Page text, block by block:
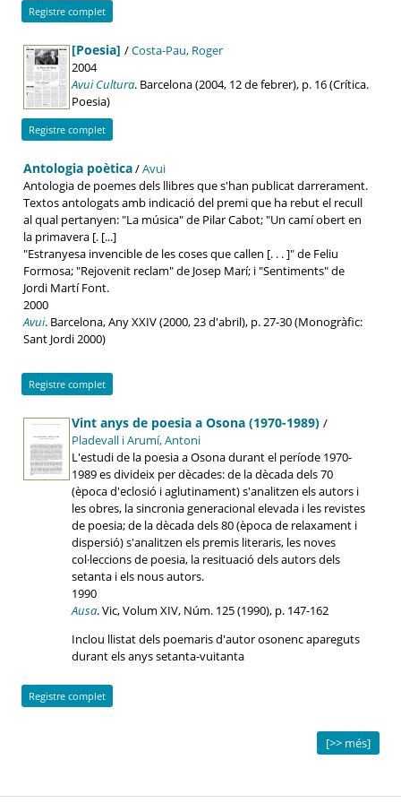
Registre complet
[Poesia] /Costa-Pau, Roger
2004
Avui Cultura. Barcelona (2004, 12 de febrer), p. 16 (Crítica.
Poesia)
Registre complet
Antologia poètica/Avui
Antologia de poemes dels llibres que s'han publicat darrerament.
Textos antologats amb indicació del premi que ha rebut el recull
al qual pertanyen: "La música" de Pilar Cabot; "Un camí obert en
la primavera [. [...]
"Estranyesa invencible de les coses que callen [. . . ]" de Feliu
Formosa; "Rejovenit reclam" de Josep Marí; i "Sentiments" de
Jordi Martí Font.
2000
Avui. Barcelona, Any XXIV (2000, 23 d'abril), p. 27-30 (Monogràfic:
Sant Jordi 2000)
Registre complet
Vint anys de poesia a Osona (1970-1989) /
Pladevall i Arumí, Antoni
L'estudi de la poesia a Osona durant el període 1970-
1989 es divideix per dècades: de la dècada dels 70
(època d'eclosió i aglutinament) s'analitzen els autors i
les obres, la sincronia generacional elevada i les revistes
de poesia; de la dècada dels 80 (època de relaxament i
dispersió) s'analitzen els premis literaris, les noves
col·leccions de poesia, la resituació dels autors dels
setanta i els nous autors.
1990
Ausa. Vic, Volum XIV, Núm. 125 (1990), p. 147-162
Inclou llistat dels poemaris d'autor osonenc apareguts
durant els anys setanta-vuitanta
Registre complet
[>> més]